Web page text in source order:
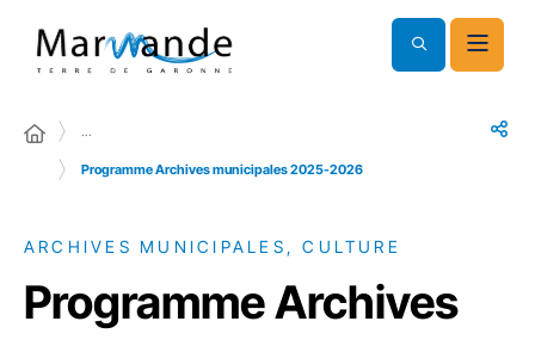
…
Programme Archives municipales 2025-2026
ARCHIVES MUNICIPALES, CULTURE
Programme Archives